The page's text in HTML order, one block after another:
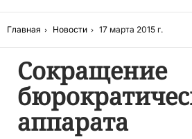
Главная Новости 17 марта 2015 г.
Сокращение
аппарата